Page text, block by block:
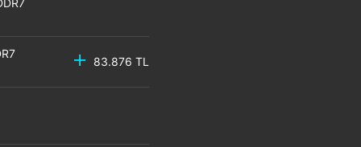
83.876 TL